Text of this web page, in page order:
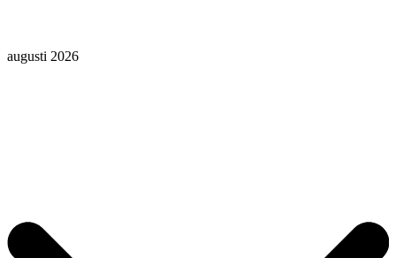
augusti 2026